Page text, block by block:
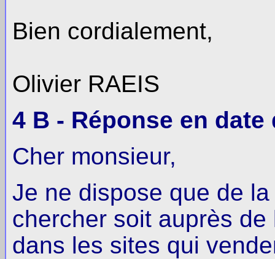
Bien cordialement,
Olivier RAEIS
4 B - Réponse en date
Cher monsieur,
Je ne dispose que de
chercher soit auprès
dans les sites qui